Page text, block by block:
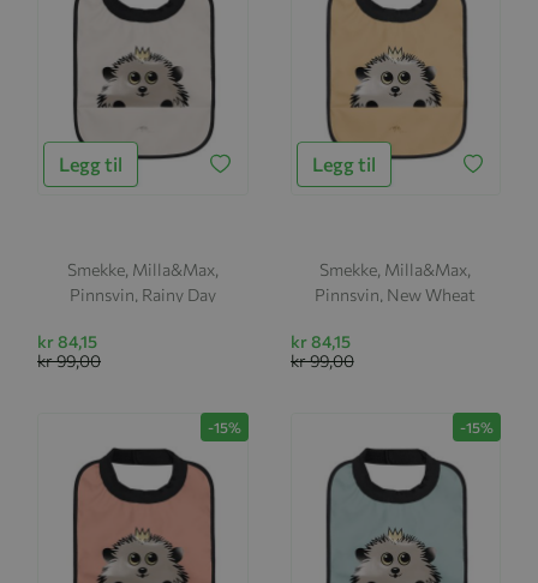
Legg til
Smekke, Milla&Max,
Pinnsvin, Rainy Day
kr 84,15
kr 99,00
Legg til
Smekke, Milla&Max,
Pinnsvin, New Wheat
kr 84,15
kr 99,00
-15% -15%